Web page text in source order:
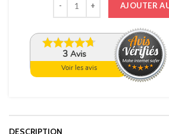
AJOUTER
3 Avis
Voir les avis
DESCRIPTION